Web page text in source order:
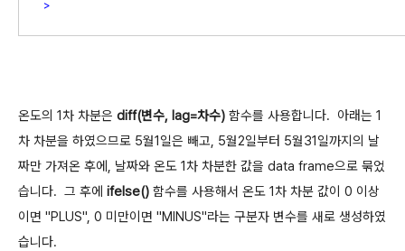
>
온도의 1차 차분은 diff(변수, lag=차수) 함수를 사용합니다. 아래는 1
차 차분을 하였으므로 5월1일은 빼고, 5월2일부터 5월31일까지의 날
짜만 가져온 후에, 날짜와 온도 1차 차분한 값을 data frame으로 묶었
습니다. 그 후에 ifelse() 함수를 사용해서 온도 1차 차분 값이 0 이상
이면 "PLUS", 0 미만이면 "MINUS"라는 구분자 변수를 새로 생성하였
습니다.